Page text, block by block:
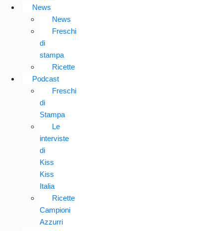
News
News
Freschi
di
stampa
Ricette
Podcast
Freschi
di
Stampa
Le
interviste
di
Kiss
Kiss
Italia
Ricette
Campioni
Azzurri